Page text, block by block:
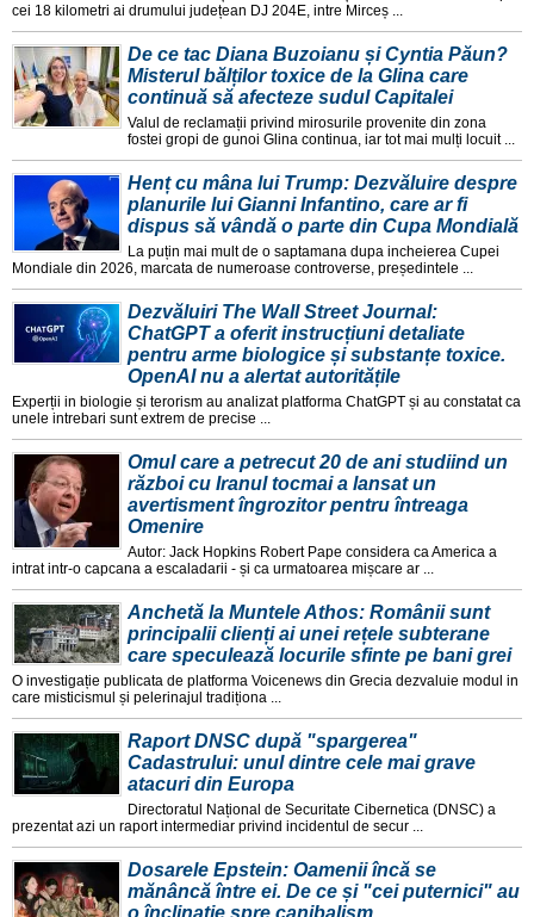
cei 18 kilometri ai drumului județean DJ 204E, intre Mirceș ...
De ce tac Diana Buzoianu și Cyntia Păun?
Misterul bălților toxice de la Glina care
continuă să afecteze sudul Capitalei
Valul de reclamații privind mirosurile provenite din zona
fostei gropi de gunoi Glina continua, iar tot mai mulți locuit ...
Henț cu mâna lui Trump: Dezvăluire despre
planurile lui Gianni Infantino, care ar fi
dispus să vândă o parte din Cupa Mondială
La puțin mai mult de o saptamana dupa incheierea Cupei
Mondiale din 2026, marcata de numeroase controverse, președintele ...
Dezvăluiri The Wall Street Journal:
ChatGPT a oferit instrucțiuni detaliate
pentru arme biologice și substanțe toxice.
OpenAI nu a alertat autoritățile
Experții in biologie și terorism au analizat platforma ChatGPT și au constatat ca
unele intrebari sunt extrem de precise ...
Omul care a petrecut 20 de ani studiind un
război cu Iranul tocmai a lansat un
avertisment îngrozitor pentru întreaga
Omenire
Autor: Jack Hopkins Robert Pape considera ca America a
intrat intr-o capcana a escaladarii - și ca urmatoarea mișcare ar ...
Anchetă la Muntele Athos: Românii sunt
principalii clienți ai unei rețele subterane
care speculează locurile sfinte pe bani grei
O investigație publicata de platforma Voicenews din Grecia dezvaluie modul in
care misticismul și pelerinajul tradiționa ...
Raport DNSC după "spargerea"
Cadastrului: unul dintre cele mai grave
atacuri din Europa
Directoratul Național de Securitate Cibernetica (DNSC) a
prezentat azi un raport intermediar privind incidentul de secur ...
Dosarele Epstein: Oamenii încă se
mănâncă între ei. De ce și "cei puternici" au